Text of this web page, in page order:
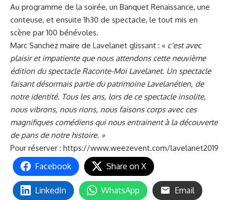
Au programme de la soirée, un Banquet Renaissance, une
conteuse, et ensuite 1h30 de spectacle, le tout mis en
scène par 100 bénévoles.
Marc Sanchez maire de Lavelanet glissant : « c’est avec
plaisir et impatiente que nous attendons cette neuvième
édition du spectacle Raconte-Moi Lavelanet. Un spectacle
faisant désormais partie du patrimoine Lavelanétien, de
notre identité. Tous les ans, lors de ce spectacle insolite,
nous vibrons, nous rions, nous faisons corps avec ces
magnifiques comédiens qui nous entrainent à la découverte
de pans de notre histoire. »
Pour réserver : https://www.weezevent.com/lavelanet2019
Facebook Share on X
LinkedIn WhatsApp Email